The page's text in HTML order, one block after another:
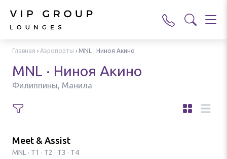
Главная › Аэропорты › MNL · Ниноя Акино
MNL · Ниноя Акино
Филиппины, Манила
Meet & Assist
MNL · T1 · T2 · T3 · T4